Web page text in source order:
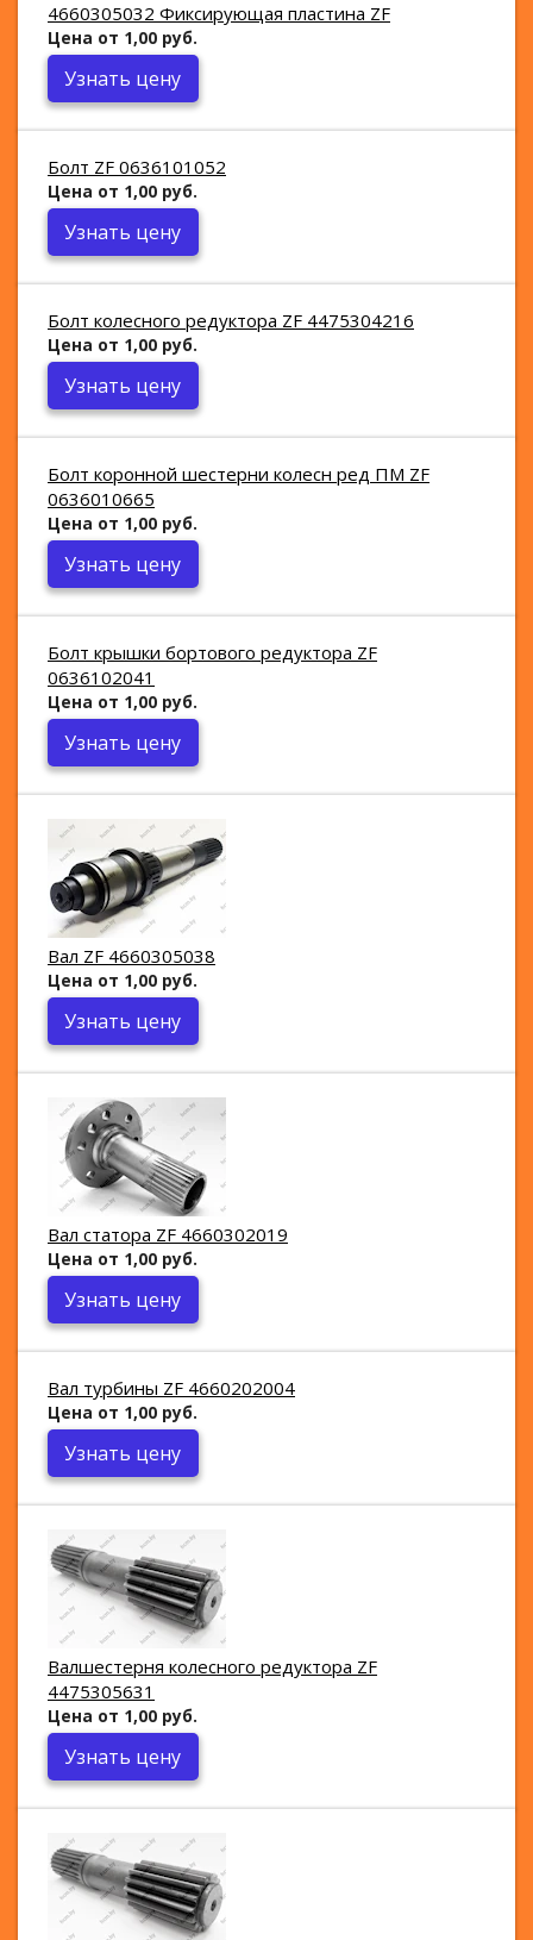
4660305032 Фиксирующая пластина ZF
Цена от 1,00 руб.
Узнать цену
Болт ZF 0636101052
Цена от 1,00 руб.
Узнать цену
Болт колесного редуктора ZF 4475304216
Цена от 1,00 руб.
Узнать цену
Болт коронной шестерни колесн ред ПМ ZF
0636010665
Цена от 1,00 руб.
Узнать цену
Болт крышки бортового редуктора ZF
0636102041
Цена от 1,00 руб.
Узнать цену
Вал ZF 4660305038
Цена от 1,00 руб.
Узнать цену
Вал статора ZF 4660302019
Цена от 1,00 руб.
Узнать цену
Вал турбины ZF 4660202004
Цена от 1,00 руб.
Узнать цену
Валшестерня колесного редуктора ZF
4475305631
Цена от 1,00 руб.
Узнать цену